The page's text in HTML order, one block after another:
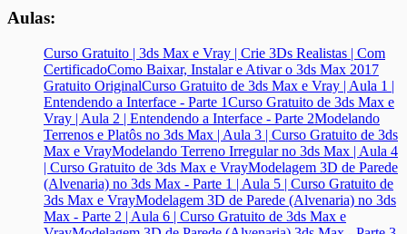
Aulas:
Curso Gratuito | 3ds Max e Vray | Crie 3Ds Realistas | Com
CertificadoComo Baixar, Instalar e Ativar o 3ds Max 2017
Gratuito OriginalCurso Gratuito de 3ds Max e Vray | Aula 1 |
Entendendo a Interface - Parte 1Curso Gratuito de 3ds Max e
Vray | Aula 2 | Entendendo a Interface - Parte 2Modelando
Terrenos e Platôs no 3ds Max | Aula 3 | Curso Gratuito de 3ds
Max e VrayModelando Terreno Irregular no 3ds Max | Aula 4
| Curso Gratuito de 3ds Max e VrayModelagem 3D de Parede
(Alvenaria) no 3ds Max - Parte 1 | Aula 5 | Curso Gratuito de
3ds Max e VrayModelagem 3D de Parede (Alvenaria) no 3ds
Max - Parte 2 | Aula 6 | Curso Gratuito de 3ds Max e